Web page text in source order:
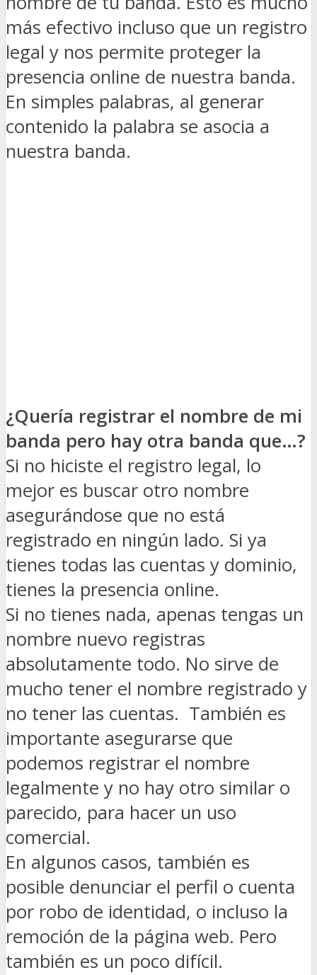
más efectivo incluso que un registro
legal y nos permite proteger la
presencia online de nuestra banda.
En simples palabras, al generar
contenido la palabra se asocia a
nuestra banda.
¿Quería registrar el nombre de mi
banda pero hay otra banda que…?
Si no hiciste el registro legal, lo
mejor es buscar otro nombre
asegurándose que no está
registrado en ningún lado. Si ya
tienes todas las cuentas y dominio,
tienes la presencia online.
Si no tienes nada, apenas tengas un
nombre nuevo registras
absolutamente todo. No sirve de
mucho tener el nombre registrado y
no tener las cuentas. También es
importante asegurarse que
podemos registrar el nombre
legalmente y no hay otro similar o
parecido, para hacer un uso
comercial.
En algunos casos, también es
posible denunciar el perfil o cuenta
por robo de identidad, o incluso la
remoción de la página web. Pero
también es un poco difícil.